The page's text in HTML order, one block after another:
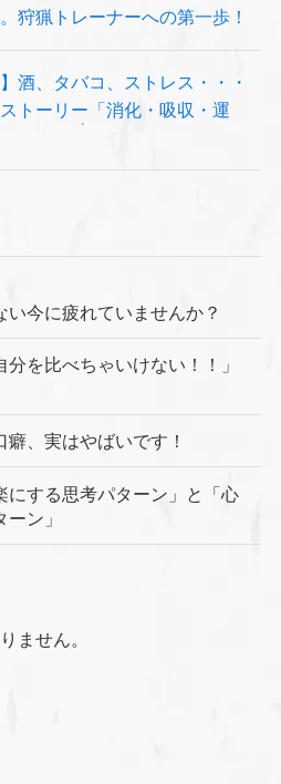
狩猟トレーナーへの第一歩！
酒、タバコ、ストレス・・・
トーリー「消化・吸収・運
い今に疲れていませんか？
分を比べちゃいけない！！」
癖、実はやばいです！
にする思考パターン」と「心
ン」
ません。